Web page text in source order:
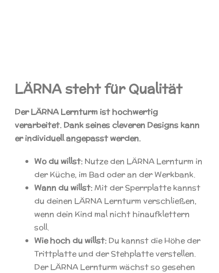
LÄRNA steht für Qualität
Der LÄRNALernturm ist hochwertig
verarbeitet. Dank seines cleveren Designs kann
er individuell angepasst werden.
Wo du willst: Nutze den LÄRNA Lernturm in
der Küche, im Bad oder an der Werkbank.
Wann du willst:Mit der Sperrplatte kannst
du deinen LÄRNA Lernturm verschließen,
wenn dein Kind mal nicht hinaufklettern
soll.
Wie hoch du willst: Du kannst die Höhe der
Trittplatte und der Stehplatte verstellen.
Der LÄRNA Lernturm wächst so gesehen